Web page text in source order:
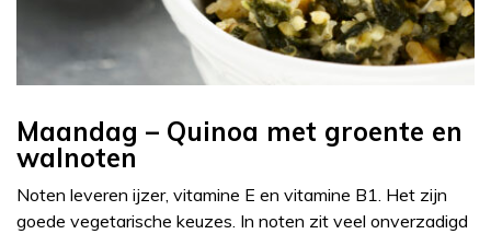
Maandag – Quinoa met groente en
walnoten
Noten leveren ijzer, vitamine E en vitamine B1. Het zijn
goede vegetarische keuzes. In noten zit veel onverzadigd